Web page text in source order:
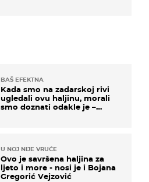
BAŠ EFEKTNA
Kada smo na zadarskoj rivi
ugledali ovu haljinu, morali
smo doznati odakle je –
U NOJ NIJE VRUĆE
Ovo je savršena haljina za
ljeto i more - nosi je i Bojana
Gregorić Vejzović